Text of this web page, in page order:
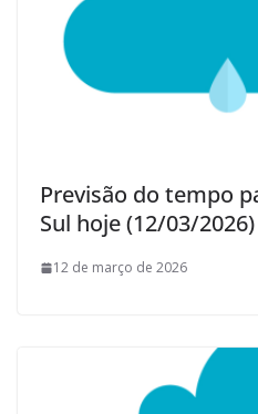
Previsão do tempo
Sul hoje (12/03/2026)
12 de março de 2026